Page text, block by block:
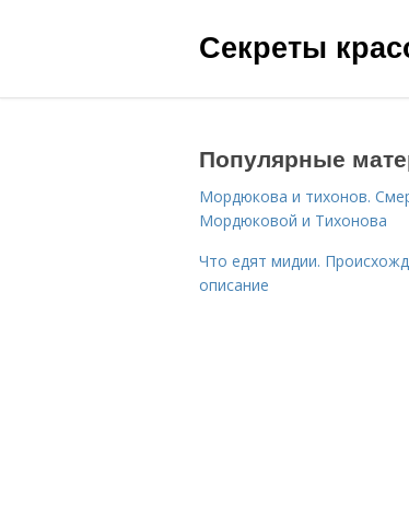
Секреты
Популярные
Мордюкова и тихонов.
Мордюковой и Тихонова
Что едят мидии.
описание